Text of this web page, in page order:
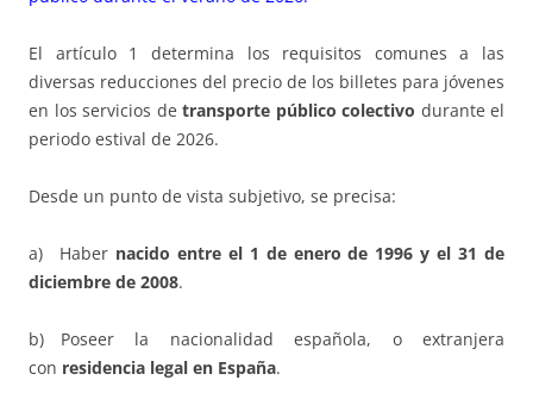
El artículo 1 determina los requisitos comunes a las
diversas reducciones del precio de los billetes para jóvenes
en los servicios de transporte público colectivo durante el
periodo estival de 2026.
Desde un punto de vista subjetivo, se precisa:
a) Haber nacido entre el 1 de enero de 1996 y el 31 de
diciembre de 2008.
b) Poseer la nacionalidad española, o extranjera
con residencia legal en España.